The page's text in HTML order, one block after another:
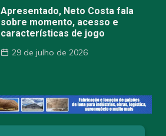
Apresentado, Neto Costa fala
sobre momento, acesso e
características de jogo
29 de julho de 2026